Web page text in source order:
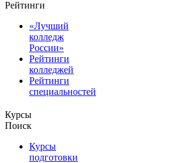
Рейтинги
«Лучший
колледж
России»
Рейтинги
колледжей
Рейтинги
специальностей
Курсы
Поиск
Курсы
подготовки